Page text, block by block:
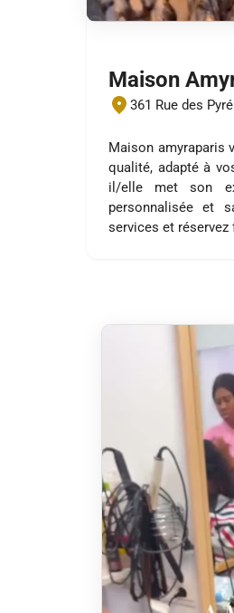
Maison
361 Rue des
Maison amyraparis
qualité, adapté à
il/elle met son
personnalisée et
services et réservez